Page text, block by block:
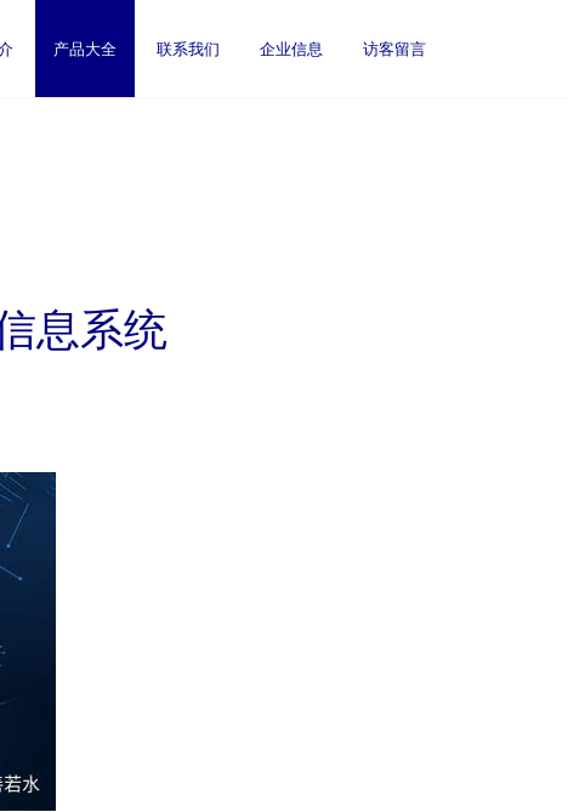
产品大全 联系我们 企业信息 访客留言
息系统